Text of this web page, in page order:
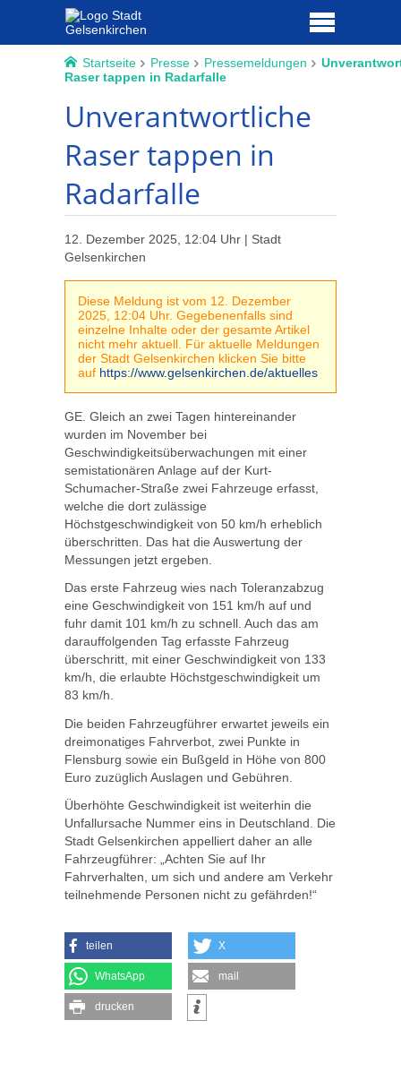
Startseite Presse Pressemeldungen
Raser tappen in Radarfalle
Unverantwortliche
Raser tappen in
Radarfalle
12. Dezember 2025, 12:04 Uhr | Stadt
Gelsenkirchen
Diese Meldung ist vom 12. Dezember
2025, 12:04 Uhr. Gegebenenfalls sind
einzelne Inhalte oder der gesamte Artikel
nicht mehr aktuell. Für aktuelle Meldungen
der Stadt Gelsenkirchen klicken Sie bitte
auf https://www.gelsenkirchen.de/aktuelles
GE. Gleich an zwei Tagen hintereinander
wurden im November bei
Geschwindigkeitsüberwachungen mit einer
semistationären Anlage auf der Kurt-
Schumacher-Straße zwei Fahrzeuge erfasst,
welche die dort zulässige
Höchstgeschwindigkeit von 50 km/h erheblich
überschritten. Das hat die Auswertung der
Messungen jetzt ergeben.
Das erste Fahrzeug wies nach Toleranzabzug
eine Geschwindigkeit von 151 km/h auf und
fuhr damit 101 km/h zu schnell. Auch das am
darauffolgenden Tag erfasste Fahrzeug
überschritt, mit einer Geschwindigkeit von 133
km/h, die erlaubte Höchstgeschwindigkeit um
83 km/h.
Die beiden Fahrzeugführer erwartet jeweils ein
dreimonatiges Fahrverbot, zwei Punkte in
Flensburg sowie ein Bußgeld in Höhe von 800
Euro zuzüglich Auslagen und Gebühren.
Überhöhte Geschwindigkeit ist weiterhin die
Unfallursache Nummer eins in Deutschland. Die
Stadt Gelsenkirchen appelliert daher an alle
Fahrzeugführer: „Achten Sie auf Ihr
Fahrverhalten, um sich und andere am Verkehr
teilnehmende Personen nicht zu gefährden!“
teilen X
WhatsApp mail
drucken